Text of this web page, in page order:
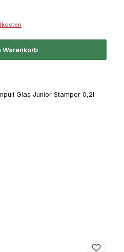
Warenkorb